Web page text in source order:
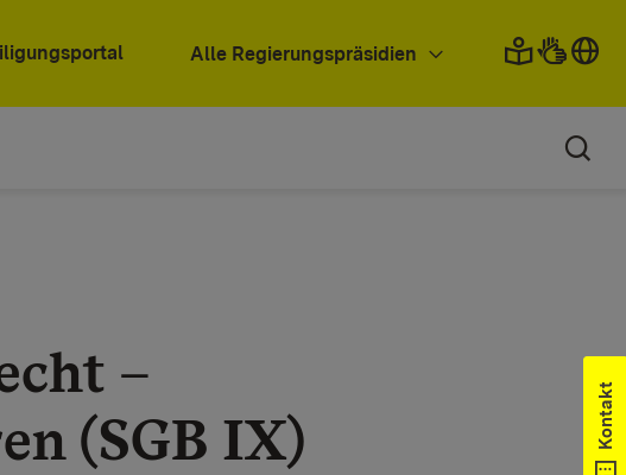
Alle Regierungspräsidien
–
(SGB IX)
Kontakt